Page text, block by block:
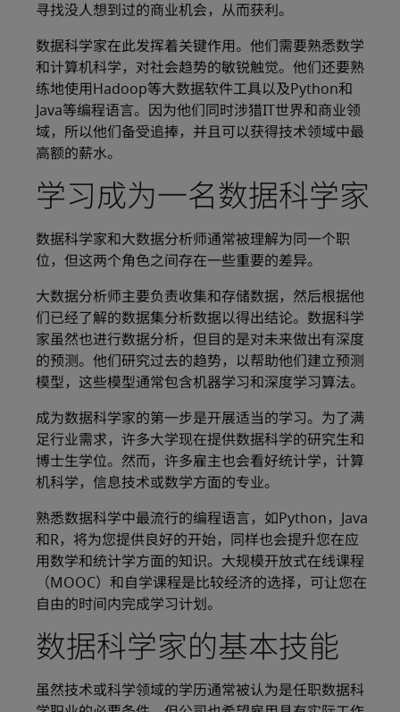
寻找没人想到过的商业机会，从而获利。
数据科学家在此发挥着关键作用。他们需要熟悉数学
和计算机科学，对社会趋势的敏锐触觉。他们还要熟
练地使用Hadoop等大数据软件工具以及Python和
Java等编程语言。因为他们同时涉猎IT世界和商业领
域，所以他们备受追捧，并且可以获得技术领域中最
高额的薪水。
学习成为一名数据科学家
数据科学家和大数据分析师通常被理解为同一个职
位，但这两个角色之间存在一些重要的差异。
大数据分析师主要负责收集和存储数据，然后根据他
们已经了解的数据集分析数据以得出结论。数据科学
家虽然也进行数据分析，但目的是对未来做出有深度
的预测。他们研究过去的趋势，以帮助他们建立预测
模型，这些模型通常包含机器学习和深度学习算法。
成为数据科学家的第一步是开展适当的学习。为了满
足行业需求，许多大学现在提供数据科学的研究生和
博士生学位。然而，许多雇主也会看好统计学，计算
机科学，信息技术或数学方面的专业。
熟悉数据科学中最流行的编程语言，如Python，Java
和R，将为您提供良好的开始，同样也会提升您在应
用数学和统计学方面的知识。大规模开放式在线课程
（MOOC）和自学课程是比较经济的选择，可让您在
自由的时间内完成学习计划。
数据科学家的基本技能
虽然技术或科学领域的学历通常被认为是任职数据科